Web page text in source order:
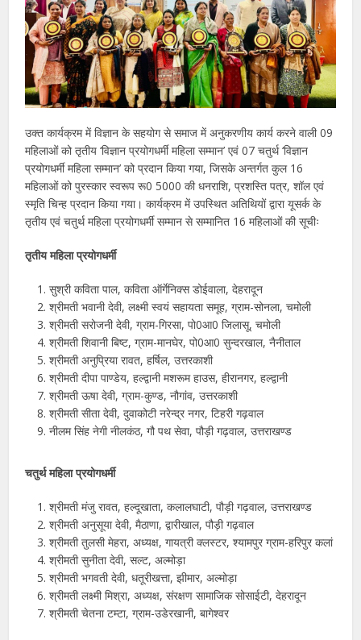
उक्त कार्यक्रम में विज्ञान के सहयोग से समाज में अनुकरणीय कार्य करने वाली 09
महिलाओं को तृतीय ‘विज्ञान प्रयोगधर्मी महिला सम्मान’ एवं 07 चतुर्थ ‘विज्ञान
प्रयोगधर्मी महिला सम्मान’ को प्रदान किया गया, जिसके अन्तर्गत कुल 16
महिलाओं को पुरस्कार स्वरूप रू0 5000 की धनराशि, प्रशस्ति पत्र, शॉल एवं
स्मृति चिन्ह प्रदान किया गया। कार्यक्रम में उपस्थित अतिथियों द्वारा यूसर्क के
तृतीय एवं चतुर्थ महिला प्रयोगधर्मी सम्मान से सम्मानित 16 महिलाओं की सूचीः
तृतीय महिला प्रयोगधर्मी
सुश्री कविता पाल, कविता ऑर्गेनिक्स डोईवाला, देहरादून
श्रीमती भवानी देवी, लक्ष्मी स्वयं सहायता समूह, ग्राम-सोनला, चमोली
श्रीमती सरोजनी देवी, ग्राम-गिरसा, पो0आ0 जिलासू, चमोली
श्रीमती शिवानी बिष्ट, ग्राम-मानघेर, पो0आ0 सुन्दरखाल, नैनीताल
श्रीमती अनुप्रिया रावत, हर्षिल, उत्तरकाशी
श्रीमती दीपा पाण्डेय, हल्द्वानी मशरूम हाउस, हीरानगर, हल्द्वानी
श्रीमती ऊषा देवी, ग्राम-कुण्ड, नौगांव, उत्तरकाशी
श्रीमती सीता देवी, दुवाकोटी नरेन्द्र नगर, टिहरी गढ़वाल
नीलम सिंह नेगी नीलकंठ, गौ पथ सेवा, पौड़ी गढ़वाल, उत्तराखण्ड
चतुर्थ महिला प्रयोगधर्मी
श्रीमती मंजु रावत, हल्दूखाता, कलालघाटी, पौड़ी गढ़वाल, उत्तराखण्ड
श्रीमती अनुसूया देवी, मैठाणा, द्वारीखाल, पौड़ी गढ़वाल
श्रीमती तुलसी मेहरा, अध्यक्ष, गायत्री क्लस्टर, श्यामपुर ग्राम-हरिपुर कलां
श्रीमती सुनीता देवी, सल्ट, अल्मोड़ा
श्रीमती भगवती देवी, धतूरीखत्ता, झीमार, अल्मोड़ा
श्रीमती लक्ष्मी मिश्रा, अध्यक्ष, संरक्षण सामाजिक सोसाईटी, देहरादून
श्रीमती चेतना टम्टा, ग्राम-उडेरखानी, बागेश्वर